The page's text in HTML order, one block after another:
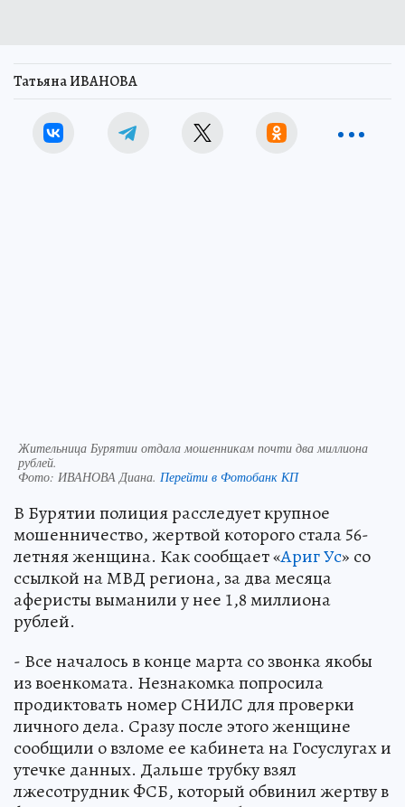
Татьяна ИВАНОВА
Жительница Бурятии отдала мошенникам почти два миллиона
рублей.
Фото: ИВАНОВА Диана. Перейти в Фотобанк КП
В Бурятии полиция расследует крупное
мошенничество, жертвой которого стала 56-
летняя женщина. Как сообщает «Ариг Ус» со
ссылкой на МВД региона, за два месяца
аферисты выманили у нее 1,8 миллиона
рублей.
- Все началось в конце марта со звонка якобы
из военкомата. Незнакомка попросила
продиктовать номер СНИЛС для проверки
личного дела. Сразу после этого женщине
сообщили о взломе ее кабинета на Госуслугах и
утечке данных. Дальше трубку взял
лжесотрудник ФСБ, который обвинил жертву в